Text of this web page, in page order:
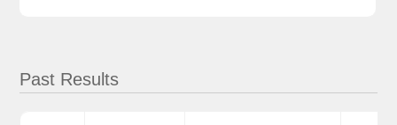
Past Results